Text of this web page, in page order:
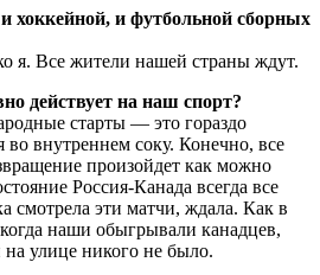
и футбольной сборных
я. Все жители нашей страны ждут.
действует на наш спорт?
старты — это гораздо
во внутреннем соку. Конечно, все
произойдет как можно
Россия-Канада всегда все
смотрела эти матчи, ждала. Как в
наши обыгрывали канадцев,
на улице никого не было.